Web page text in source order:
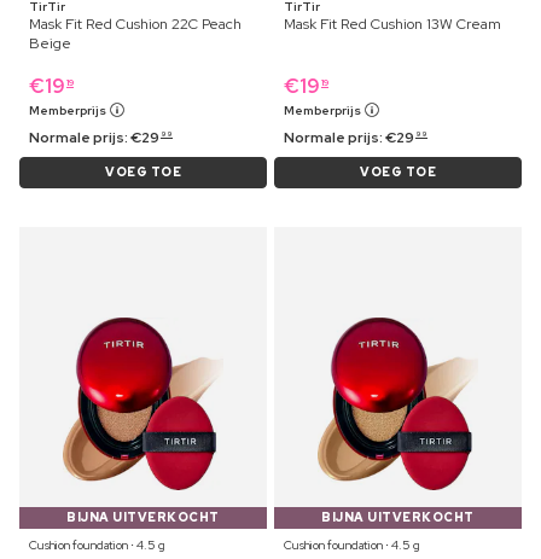
TirTir
Mask Fit Red Cushion 22C Peach
Beige
€19 19
Memberprijs
Normale prijs:€29 99
VOEG TOE
TirTir
Mask Fit Red Cushion 13W Cream
€19 19
Memberprijs
Normale prijs:€29 99
VOEG TOE
BIJNA UITVERKOCHT
Cushion foundation ⋅ 4.5 g
BIJNA UITVERKOCHT
Cushion foundation ⋅ 4.5 g